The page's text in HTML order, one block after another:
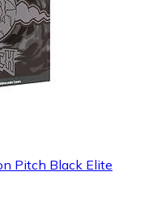
Pitch Black Elite